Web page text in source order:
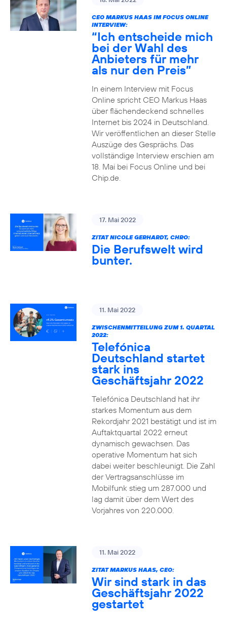
CEO MARKUS HAAS IM FOCUS ONLINE
INTERVIEW:
“Ich entscheide mich
bei der Wahl des
Anbieters für mehr
als nur den Preis”
In einem Interview mit Focus
Online spricht CEO Markus Haas
über flächendeckend schnelles
Internet bis 2024 in Deutschland.
Wir veröffentlichen an dieser Stelle
Auszüge des Gesprächs. Das
vollständige Interview erschien am
18. Mai bei Focus Online und bei
Chip.de.
17. Mai 2022
ZITAT NICOLE GERHARDT, CHRO:
Die Berufswelt wird
bunter.
11. Mai 2022
ZWISCHENMITTEILUNG ZUM 1. QUARTAL
2022:
Telefónica
Deutschland startet
stark ins
Geschäftsjahr 2022
Telefónica Deutschland hat ihr
starkes Momentum aus dem
Rekordjahr 2021 bestätigt und ist im
Auftaktquartal 2022 erneut
dynamisch gewachsen. Das
operative Momentum hat sich
dabei weiter beschleunigt. Die Zahl
der Vertragsanschlüsse im
Mobilfunk stieg um 287.000 und
lag damit über dem Wert des
Vorjahres von 220.000.
11. Mai 2022
ZITAT MARKUS HAAS, CEO:
Wir sind stark in das
Geschäftsjahr 2022
gestartet